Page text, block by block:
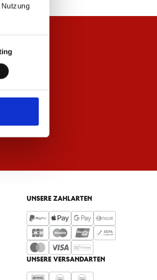
UNSERE ZAHLARTEN
UNSERE VERSANDARTEN